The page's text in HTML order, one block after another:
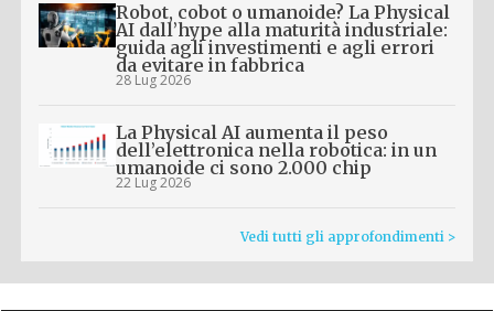
Robot, cobot o umanoide? La Physical
AI dall’hype alla maturità industriale:
guida agli investimenti e agli errori
da evitare in fabbrica
28 Lug 2026
La Physical AI aumenta il peso
dell’elettronica nella robotica: in un
umanoide ci sono 2.000 chip
22 Lug 2026
Vedi tutti gli approfondimenti >